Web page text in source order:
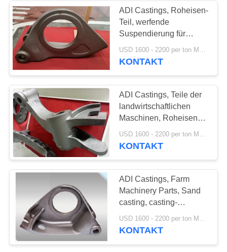
Duktile Eisen-
Produkte
Grün Sandguss
25
26
ADI Castings, Roheisen-
Teil, werfende
Suspendierung für
landwirtschaftliche
Maschinerie
KONTAKT
ADI Castings, Teile der
landwirtschaftlichen
Maschinen, Roheisen-
Teile, werfende
Suspendierung für
USD 1600 - 2200 per ton MOQ:10 Einheiten
KONTAKT
ADI Castings, Farm
Machinery Parts, Sand
casting, casting-
suspension for
Agricultural Machinery
USD 1600 - 2200 per ton MOQ:10 Einheiten
KONTAKT